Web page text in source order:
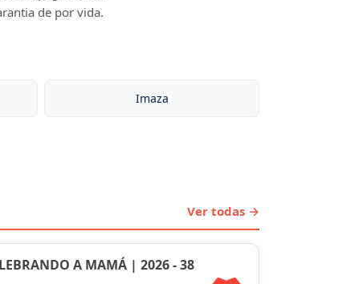
de por vida.
Imaza
Ver todas →
A MAMÁ | 2026 - 38